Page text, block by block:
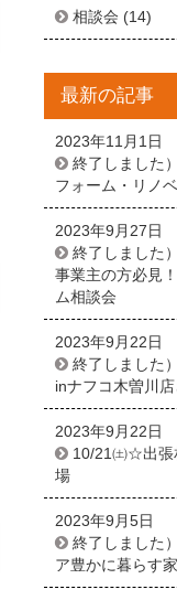
相談会 (14)
最新の記事
2023年11月1日
終了しました
フォーム・リノ
2023年9月27日
終了しました
事業主の方必見
ム相談会
2023年9月22日
終了しました
inナフコ木曽川
2023年9月22日
10/21㈯☆出張
場
2023年9月5日
終了しました
ア豊かに暮らす